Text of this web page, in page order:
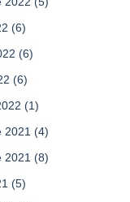
(6)
(6)
(6)
(1)
2021 (4)
2021 (8)
(5)